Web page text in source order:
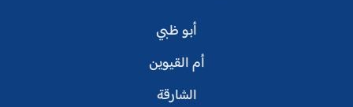
أبو ظبي
أم القيوين
الشارقة